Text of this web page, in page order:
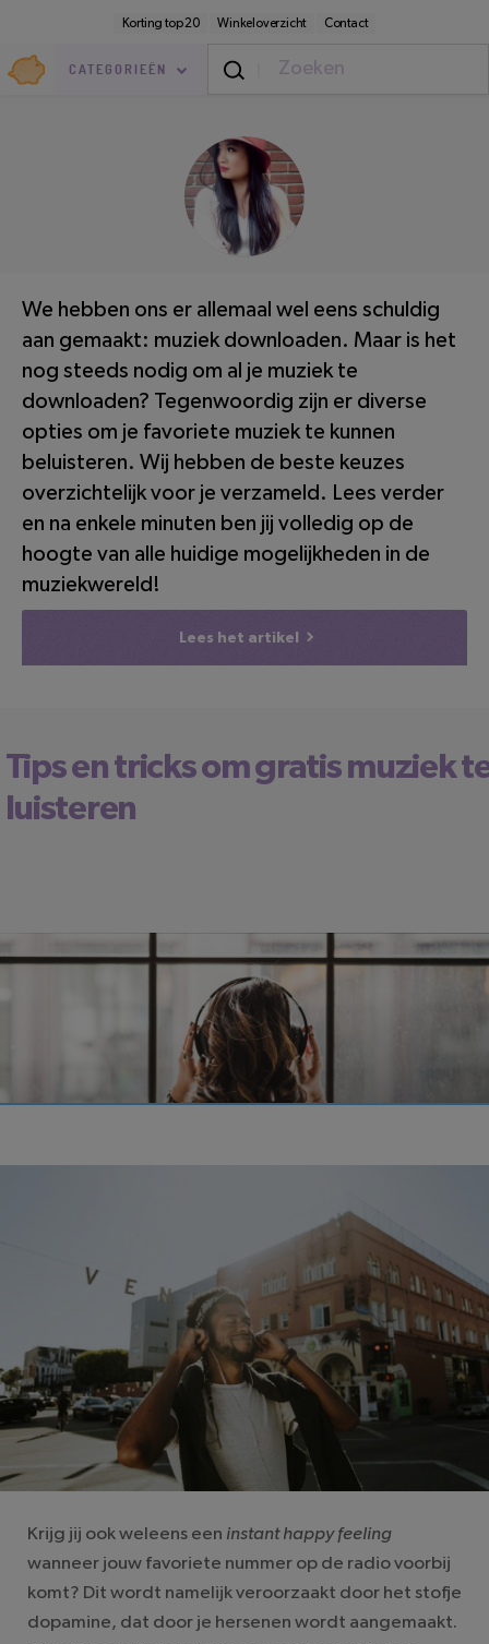
inhoud
Korting top 20 Winkeloverzicht Contact
Goedkoop.nl
CATEGORIEËN
Elektronica LEESTIJD: 4 MINUTEN
We hebben ons er allemaal wel eens schuldig
aan gemaakt: muziek downloaden. Maar is het
nog steeds nodig om al je muziek te
downloaden? Tegenwoordig zijn er diverse
opties om je favoriete muziek te kunnen
beluisteren. Wij hebben de beste keuzes
overzichtelijk voor je verzameld. Lees verder
en na enkele minuten ben jij volledig op de
hoogte van alle huidige mogelijkheden in de
muziekwereld!
Lees het artikel
Tips en tricks om gratis muziek
luisteren
Krijg jij ook weleens een instant happy feeling
wanneer jouw favoriete nummer op de radio voorbij
komt? Dit wordt namelijk veroorzaakt door het stofje
dopamine, dat door je hersenen wordt aangemaakt.